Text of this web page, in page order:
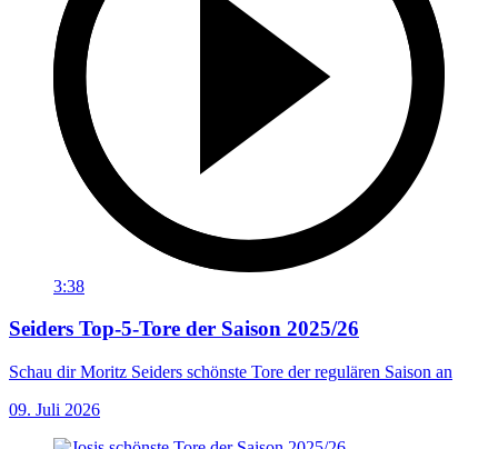
3:38
Seiders Top-5-Tore der Saison 2025/26
Schau dir Moritz Seiders schönste Tore der regulären Saison an
09. Juli 2026